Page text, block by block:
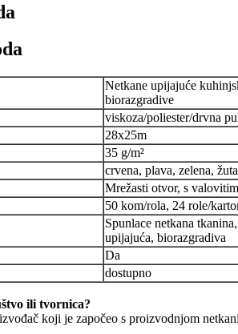
Netkane upijajuće
biorazgradive
viskoza/poliester/drvna
28x25m
35 g/m²
crvena, plava, zelena,
Mrežasti otvor, s
50 kom/rola, 24 role/
Spunlace netkana
upijajuća, biorazgradiva
Da
dostupno
ili tvornica?
koji je započeo s proizvodnjom